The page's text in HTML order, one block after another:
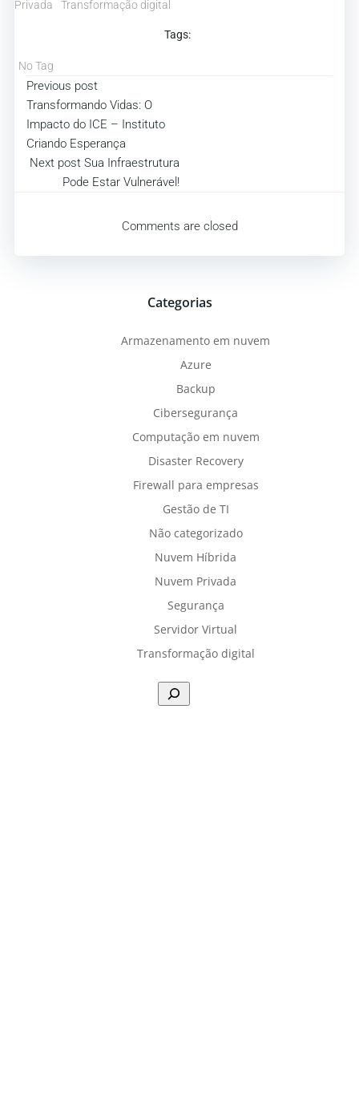
Privada
Transformação digital
Tags:
No Tag
Post
navigation
Previous post
Transformando Vidas: O
Impacto do ICE – Instituto
Criando Esperança
Post
Next post Sua Infraestrutura
Pode Estar Vulnerável!
Comments are closed
Categorias
Armazenamento em nuvem
Azure
Backup
Cibersegurança
Computação em nuvem
Disaster Recovery
Firewall para empresas
Gestão de TI
Não categorizado
Nuvem Híbrida
Nuvem Privada
Segurança
Servidor Virtual
Transformação digital